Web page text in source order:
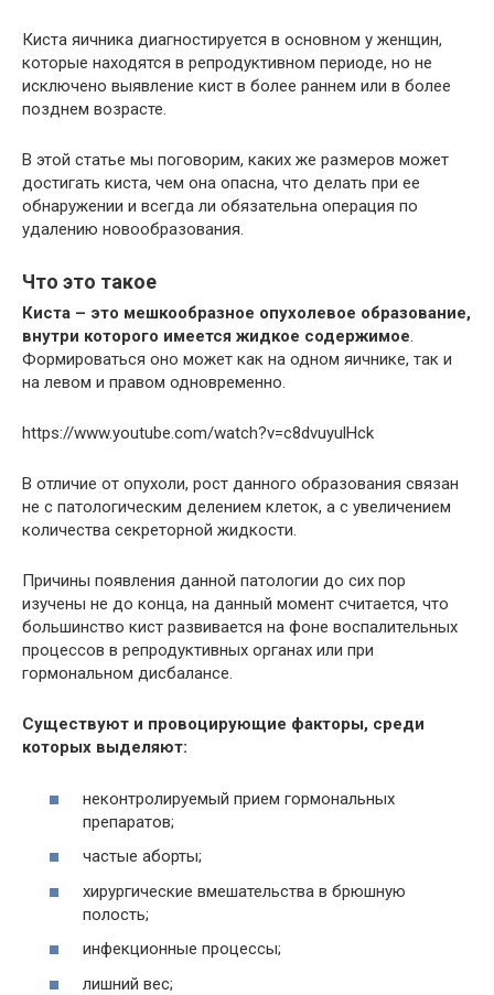
Киста яичника диагностируется в основном у женщин,
которые находятся в репродуктивном периоде, но не
исключено выявление кист в более раннем или в более
позднем возрасте.
В этой статье мы поговорим, каких же размеров может
достигать киста, чем она опасна, что делать при ее
обнаружении и всегда ли обязательна операция по
удалению новообразования.
Что это такое
Киста – это мешкообразное опухолевое образование,
внутри которого имеется жидкое содержимое.
Формироваться оно может как на одном яичнике, так и
на левом и правом одновременно.
https://www.youtube.com/watch?v=c8dvuyulHck
В отличие от опухоли, рост данного образования связан
не с патологическим делением клеток, а с увеличением
количества секреторной жидкости.
Причины появления данной патологии до сих пор
изучены не до конца, на данный момент считается, что
большинство кист развивается на фоне воспалительных
процессов в репродуктивных органах или при
гормональном дисбалансе.
Существуют и провоцирующие факторы, среди
которых выделяют:
неконтролируемый прием гормональных
препаратов;
частые аборты;
хирургические вмешательства в брюшную
полость;
инфекционные процессы;
лишний вес;